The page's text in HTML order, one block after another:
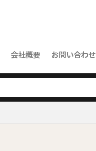
会社概要 お問い合わせ